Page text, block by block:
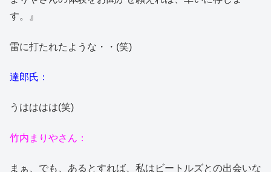
す。』
雷に打たれたような・・(笑)
達郎氏：
うはははは(笑)
竹内まりやさん：
まぁ、でも、あるとすれば、私はビートルズとの出会いな